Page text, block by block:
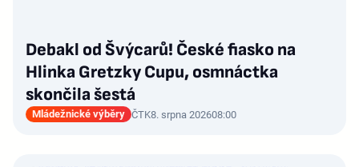
Debakl od Švýcarů! České fiasko na
Hlinka Gretzky Cupu, osmnáctka
skončila šestá
Mládežnické výběry ČTK8. srpna 202608:00